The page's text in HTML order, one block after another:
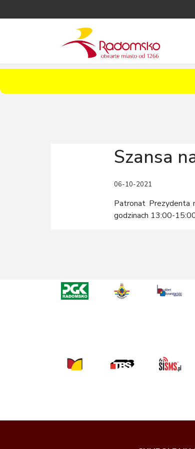
Szansa
06-10-2021
Patronat Prezydenta
godzinach 13:00-